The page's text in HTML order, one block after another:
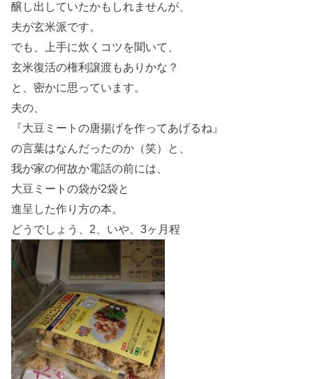
醸し出していたかもしれませんが、
夫が玄米派です。
でも、上手に炊くコツを聞いて、
玄米復活の権利譲渡もありかな？
と、密かに思っています。
夫の、
『大豆ミートの唐揚げを作ってあげるね』
の言葉はなんだったのか（笑）と、
我が家の何故か電話の前には、
大豆ミートの袋が2袋と
進呈した作り方の本。
どうでしょう、2、いや、3ヶ月程